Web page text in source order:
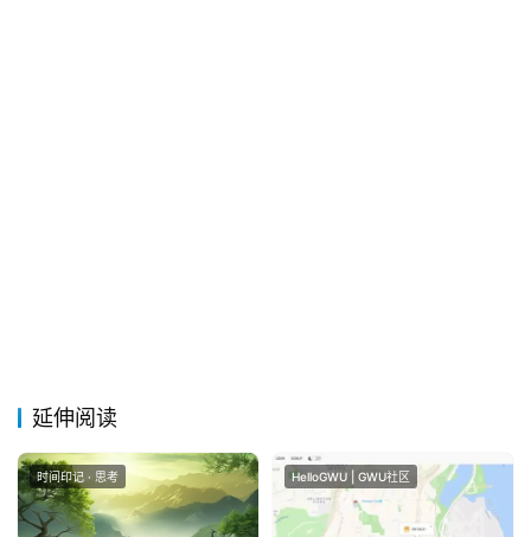
延伸阅读
时间印记 · 思考 HelloGWU | GWU社区